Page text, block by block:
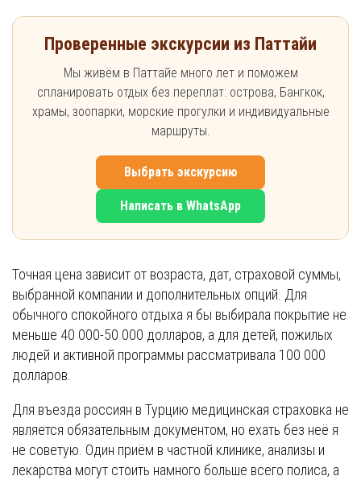
Проверенные экскурсии из Паттайи
Мы живём в Паттайе много лет и поможем
спланировать отдых без переплат: острова, Бангкок,
храмы, зоопарки, морские прогулки и индивидуальные
маршруты.
Выбрать экскурсию
Написать в WhatsApp
Точная цена зависит от возраста, дат, страховой суммы,
выбранной компании и дополнительных опций. Для
обычного спокойного отдыха я бы выбирала покрытие не
меньше 40 000-50 000 долларов, а для детей, пожилых
людей и активной программы рассматривала 100 000
долларов.
Для въезда россиян в Турцию медицинская страховка не
является обязательным документом, но ехать без неё я
не советую. Один приём в частной клинике, анализы и
лекарства могут стоить намного больше всего полиса, а